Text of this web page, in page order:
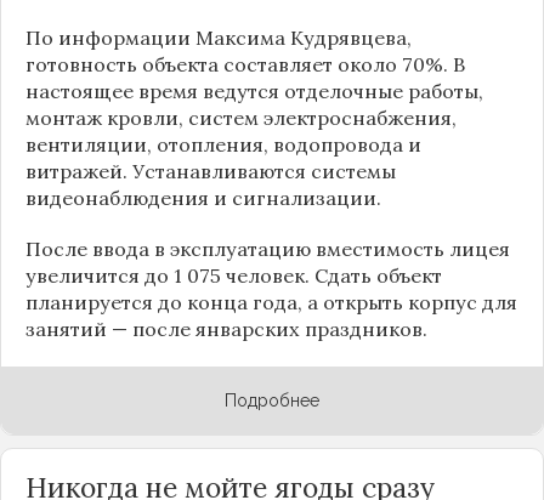
По информации Максима Кудрявцева,
готовность объекта составляет около 70%. В
настоящее время ведутся отделочные работы,
монтаж кровли, систем электроснабжения,
вентиляции, отопления, водопровода и
витражей. Устанавливаются системы
видеонаблюдения и сигнализации.
После ввода в эксплуатацию вместимость лицея
увеличится до 1 075 человек. Сдать объект
планируется до конца года, а открыть корпус для
занятий — после январских праздников.
Подробнее
Никогда не мойте ягоды сразу